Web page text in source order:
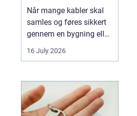
kabelføring
Når mange kabler skal
samles og føres sikkert
gennem en bygning eller
en produktion, bliver
overblik og orden hurtigt
kabelbakker enenkel og
robust løsning. De
samler kablerne ét sted,
16 July 2026